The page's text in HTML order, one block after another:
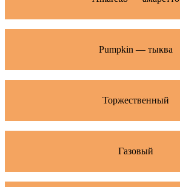
Pumpkin — тыква
Торжественный
Газовый